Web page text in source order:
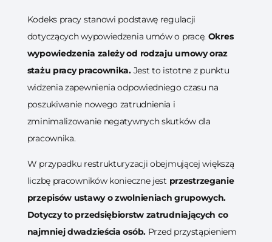
Kodeks pracy stanowi podstawę regulacji
dotyczących wypowiedzenia umów o pracę. Okres
wypowiedzenia zależy od rodzaju umowy oraz
stażu pracy pracownika.Jest to istotne z punktu
widzenia zapewnienia odpowiedniego czasu na
poszukiwanie nowego zatrudnienia i
zminimalizowanie negatywnych skutków dla
pracownika.
W przypadku restrukturyzacji obejmującej większą
liczbę pracowników konieczne jest przestrzeganie
przepisów ustawy o zwolnieniach grupowych.
Dotyczy to przedsiębiorstw zatrudniających co
najmniej dwadzieścia osób. Przed przystąpieniem